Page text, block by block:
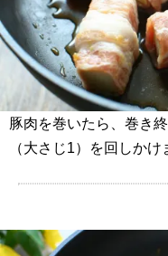
豚肉を巻いたら、巻き
（大さじ1）を回しかけ